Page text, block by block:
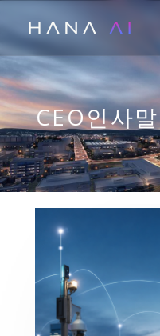
츠
로
건
너
뛰
기
CEO인사말